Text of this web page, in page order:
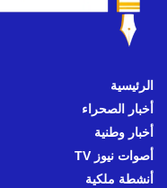
الرئيسية
أخبار الصحراء
أخبار وطنية
أصوات نيوز TV
أنشطة ملكية